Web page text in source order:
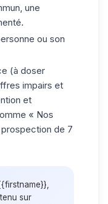
une
ou son
(à doser
impairs et
et
« Nos
de 7
sur